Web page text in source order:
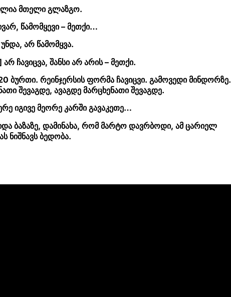
მთელი გლაზგო.
წამომყევი – მეთქი…
არ წამომყვა.
ჩავიცვა, შანსი არ არის – მეთქი.
ბურთი. რეინჯერსის ფორმა ჩავიცვი. გამოვედი მინდორზე.
შევაგდე, ავაგდე მარცხენათი შევაგდე.
იგივე მეორე კარში გავაკეთე…
ბაზაზე, დამინახა, რომ მარტო დავრბოდი, ამ ცარიელ
ნიშნავს ბედობა.